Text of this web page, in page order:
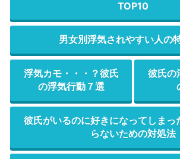
TOP10
男女別浮気されやすい人の
浮気カモ・・・？彼氏
の浮気行動７選
彼氏の
彼氏がいるのに好きになってしまっ
らないための対処法